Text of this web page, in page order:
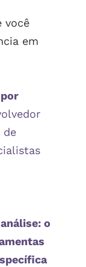
você
em
de
o